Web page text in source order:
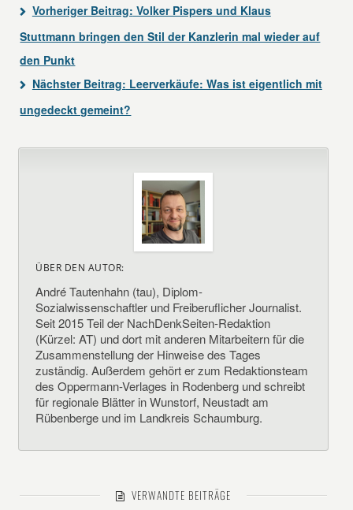
Vorheriger Beitrag: Volker Pispers und Klaus
Stuttmann bringen den Stil der Kanzlerin mal wieder auf
den Punkt
Nächster Beitrag: Leerverkäufe: Was ist eigentlich mit
ungedeckt gemeint?
ÜBER DEN AUTOR:
André Tautenhahn (tau), Diplom-
Sozialwissenschaftler und Freiberuflicher Journalist.
Seit 2015 Teil der NachDenkSeiten-Redaktion
(Kürzel: AT) und dort mit anderen Mitarbeitern für die
Zusammenstellung der Hinweise des Tages
zuständig. Außerdem gehört er zum Redaktionsteam
des Oppermann-Verlages in Rodenberg und schreibt
für regionale Blätter in Wunstorf, Neustadt am
Rübenberge und im Landkreis Schaumburg.
VERWANDTE BEITRÄGE